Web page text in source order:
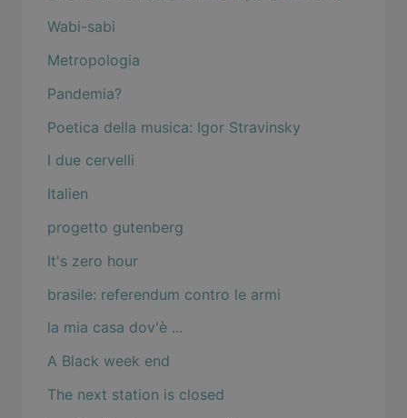
Wabi-sabi
Metropologia
Pandemia?
Poetica della musica: Igor Stravinsky
I due cervelli
Italien
progetto gutenberg
It's zero hour
brasile: referendum contro le armi
la mia casa dov'è ...
A Black week end
The next station is closed